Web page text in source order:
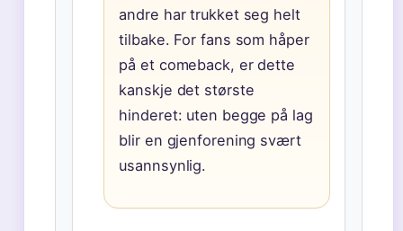
andre har trukket seg helt
tilbake. For fans som håper
på et comeback, er dette
kanskje det største
hinderet: uten begge på lag
blir en gjenforening svært
usannsynlig.